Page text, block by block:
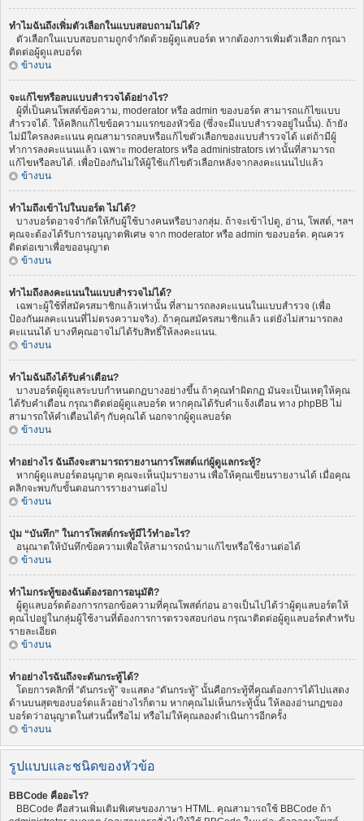
ทำไมฉันถึงเพิ่มตัวเลือกในแบบสอบถามไม่ได้?
ตัวเลือกในแบบสอบถามถูกจำกัดด้วยผู้ดูแลบอร์ด หากต้องการเพิ่มตัวเลือก กรุณา
ติดต่อผู้ดูแลบอร์ด
ข้างบน
จะแก้ไขหรือลบแบบสำรวจได้อย่างไร?
ผู้ที่เป็นคนโพสต์ข้อความ, moderator หรือ admin ของบอร์ด สามารถแก้ไขแบบ
สำรวจได้. ให้คลิกแก้ไขข้อความแรกของหัวข้อ (ซึ่งจะมีแบบสำรวจอยู่ในนั้น). ถ้ายัง
ไม่มีใครลงคะแนน คุณสามารถลบหรือแก้ไขตัวเลือกของแบบสำรวจได้ แต่ถ้ามีผู้
ทำการลงคะแนนแล้ว เฉพาะ moderators หรือ administrators เท่านั้นที่สามารถ
แก้ไขหรือลบได้. เพื่อป้องกันไม่ให้ผู้ใช้แก้ไขตัวเลือกหลังจากลงคะแนนไปแล้ว
ข้างบน
ทำไมถึงเข้าไปในบอร์ด ไม่ได้?
บางบอร์ดอาจจำกัดให้กับผู้ใช้บางคนหรือบางกลุ่ม. ถ้าจะเข้าไปดู, อ่าน, โพสต์, ฯลฯ
คุณจะต้องได้รับการอนุญาตพิเศษ จาก moderator หรือ admin ของบอร์ด. คุณควร
ติดต่อเขาเพื่อขออนุญาต
ข้างบน
ทำไมถึงลงคะแนนในแบบสำรวจไม่ได้?
เฉพาะผู้ใช้ที่สมัครสมาชิกแล้วเท่านั้น ที่สามารถลงคะแนนในแบบสำรวจ (เพื่อ
ป้องกันผลคะแนนที่ไม่ตรงความจริง). ถ้าคุณสมัครสมาชิกแล้ว แต่ยังไม่สามารถลง
คะแนนได้ บางทีคุณอาจไม่ได้รับสิทธิ์ให้ลงคะแนน.
ข้างบน
ทำไมฉันถึงได้รับคำเตือน?
บางบอร์ดผู้ดูแลระบบกำหนดกฏบางอย่างขึ้น ถ้าคุณทำผิดกฏ มันจะเป็นเหตุให้คุณ
ได้รับคำเตือน กรุณาติดต่อผู้ดูแลบอร์ด หากคุณได้รับคำแจ้งเตือน ทาง phpBB ไม่
สามารถให้คำเตือนได้ๆ กับคุณได้ นอกจากผู้ดูแลบอร์ด
ข้างบน
ทำอย่างไร ฉันถึงจะสามารถรายงานการโพสต์แก่ผู้ดูแลกระทู้?
หากผู้ดูแลบอร์ดอนุญาต คุณจะเห็นปุ่มรายงาน เพื่อให้คุณเขียนรายงานได้ เมื่อคุณ
คลิกจะพบกับขั้นตอนการรายงานต่อไป
ข้างบน
ปุ่ม “บันทึก” ในการโพสต์กระทู้มีไว้ทำอะไร?
อนุณาตให้บันทึกข้อความเพื่อให้สามารถนำมาแก้ไขหรือใช้งานต่อได้
ข้างบน
ทำไมกระทู้ของฉันต้องรอการอนุมัติ?
ผู้ดูแลบอร์ดต้องการกรอกข้อความที่คุณโพสต์ก่อน อาจเป็นไปได้ว่าผู้ดุแลบอร์ดให้
คุณไปอยู่ในกลุ่มผู้ใช้งานที่ต้องการการตรวจสอบก่อน กรุณาติดต่อผู้ดูแลบอร์ดสำหรับ
รายละเอียด
ข้างบน
ทำอย่างไรฉันถึงจะดันกระทู้ได้?
โดยการคลิกที่ “ดันกระทู้” จะแสดง “ดันกระทู้” นั้นคือกระทู้ที่คุณต้องการได้ไปแสดง
ด้านบนสุดของบอร์ดแล้วอย่างไรก็ตาม หากคุณไม่เห็นกระทู้นั้น ให้ลองอ่านกฏของ
บอร์ดว่าอนุญาตในส่วนนี้หรือไม่ หรือไม่ให้คุณลองดำเนินการอีกครั้ง
ข้างบน
รูปแบบและชนิดของหัวข้อ
BBCode คืออะไร?
BBCode คือส่วนเพิ่มเติมพิเศษของภาษา HTML. คุณสามารถใช้ BBCode ถ้า